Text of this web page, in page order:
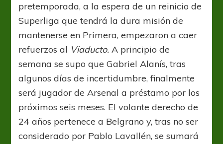
pretemporada, a la espera de un reinicio de
Superliga que tendrá la dura misión de
mantenerse en Primera, empezaron a caer
refuerzos al Viaducto. A principio de
semana se supo que Gabriel Alanís, tras
algunos días de incertidumbre, finalmente
será jugador de Arsenal a préstamo por los
próximos seis meses. El volante derecho de
24 años pertenece a Belgrano y, tras no ser
considerado por Pablo Lavallén, se sumará